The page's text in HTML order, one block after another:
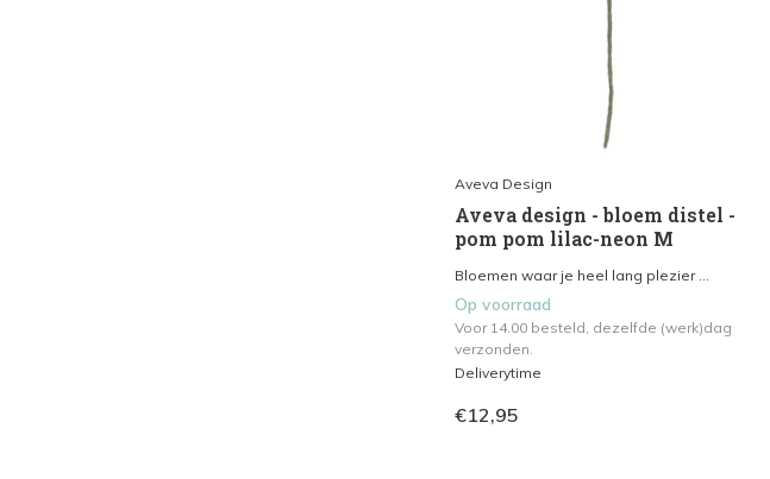
Aveva Design
Aveva design - bloem distel -
pom pom lilac-neon M
Bloemen waar je heel lang plezier ...
Op voorraad
Voor 14.00 besteld, dezelfde (werk)dag
verzonden.
Deliverytime
€12,95